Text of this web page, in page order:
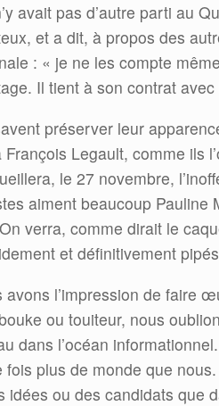
avait pas d’autre parti au
et a dit, à propos des
: « je ne les compte
Il tient à son contrat
préserver leur
Legault, comme ils
le 27 novembre,
aiment beaucoup
verra, comme dirait le
et définitivement
avons l’impression de faire
ou touiteur, nous
dans l’océan
fois plus de monde que
idées ou des candidats que